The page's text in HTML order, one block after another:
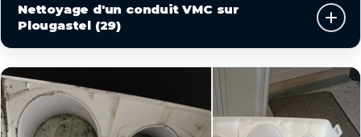
Nettoyage d'un conduit VMC sur
Plougastel (29)